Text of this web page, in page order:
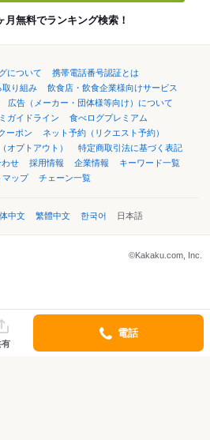
月無料でランキング検索！
について
携帯電話番号認証とは
取り組み
飲食店・飲食企業様向けサービス
広告（メーカー・団体様等向け）について
ガイドライン
食べログプレミアム
ーポン
ネット予約（リクエスト予約）
オプトアウト）
特定商取引法に基づく表記
せ 採用情報 企業情報
キーワード一覧
マップ
チェーン一覧
中文 繁體中文 한국어 日本語
©Kakaku.com, Inc.
有
電話